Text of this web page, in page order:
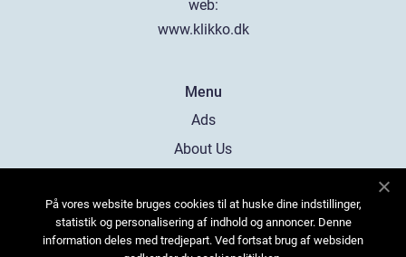
web:
www.klikko.dk
Menu
Ads
About Us
Contact
Sitemap
På vores website bruges cookies til at huske dine indstillinger,
statistik og personalisering af indhold og annoncer. Denne
information deles med tredjepart. Ved fortsat brug af websiden